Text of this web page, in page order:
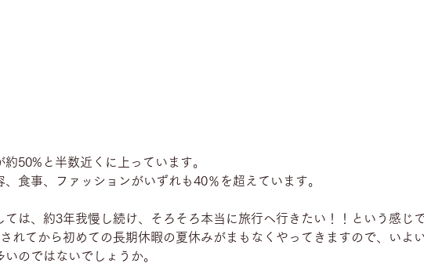
約50%と半数近くに上っています。
、食事、ファッションがいずれも40％を超えています。
ては、約3年我慢し続け、そろそろ本当に旅行へ行きたい！！という感じ
れてから初めての長期休暇の夏休みがまもなくやってきますので、いよ
いのではないでしょうか。